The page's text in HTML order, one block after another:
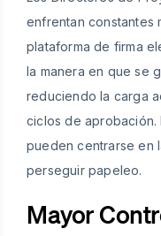
enfrentan constantes
plataforma de firma
la manera en que se
reduciendo la carga
ciclos de
pueden centrarse en
perseguir papeleo.
Mayor